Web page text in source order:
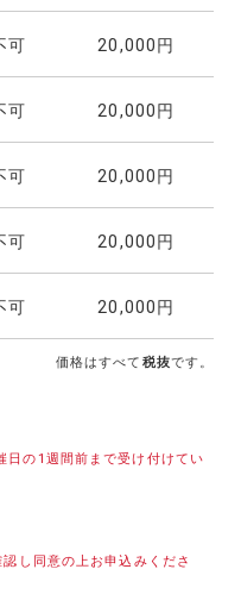
可 20,000円
可 20,000円
可 20,000円
可 20,000円
可 20,000円
価格はすべて 税抜です。
日の1週間前まで受け付けてい
し同意の上お申込みくださ